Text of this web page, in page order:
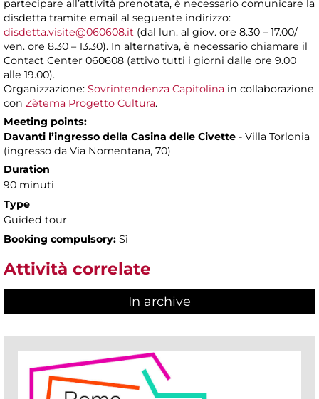
partecipare all’attività prenotata, è necessario comunicare la
disdetta tramite email al seguente indirizzo:
disdetta.visite@060608.it (dal lun. al giov. ore 8.30 – 17.00/
ven. ore 8.30 – 13.30). In alternativa, è necessario chiamare il
Contact Center 060608 (attivo tutti i giorni dalle ore 9.00
alle 19.00).
Organizzazione: Sovrintendenza Capitolina in collaborazione
con Zètema Progetto Cultura.
Meeting points:
Davanti l’ingresso della Casina delle Civette - Villa Torlonia
(ingresso da Via Nomentana, 70)
Duration
90 minuti
Type
Guided tour
Booking compulsory: Sì
Attività correlate
In archive